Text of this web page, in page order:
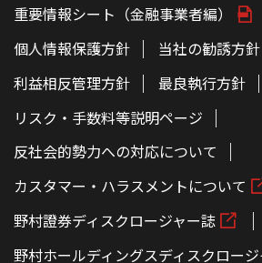
重要情報シート（金融事業者編）
個人情報保護方針
当社の勧誘方針
利益相反管理方針
最良執行方針
リスク・手数料等説明ページ
反社会的勢力への対応について
カスタマー・ハラスメントについて
野村證券ディスクロージャー誌
野村ホールディングスディスクロー